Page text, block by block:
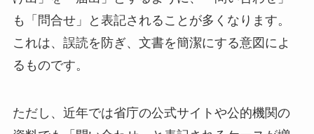
も「問合せ」と表記されることが多くなります。
これは、誤読を防ぎ、文書を簡潔にする意図によ
るものです。
ただし、近年では省庁の公式サイトや公的機関の